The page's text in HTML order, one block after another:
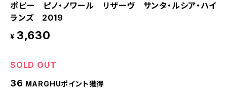
ポピー ピノ・ノワール リザーヴ サンタ・ルシア・ハイ
ランズ 2019
¥ 3,630
SOLD OUT
36 MARGHUポイント獲得